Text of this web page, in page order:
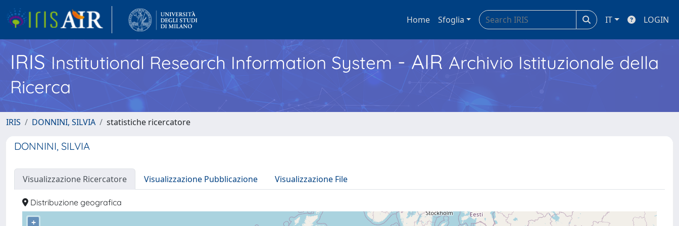
Home Sfoglia IT LOGIN
IRISInstitutional Research Information System - AIR Archivio Istituzionale della
Ricerca
IRIS DONNINI, SILVIA statistiche ricercatore
DONNINI, SILVIA
Visualizzazione Ricercatore Visualizzazione Pubblicazione Visualizzazione File
Distribuzione geografica
+